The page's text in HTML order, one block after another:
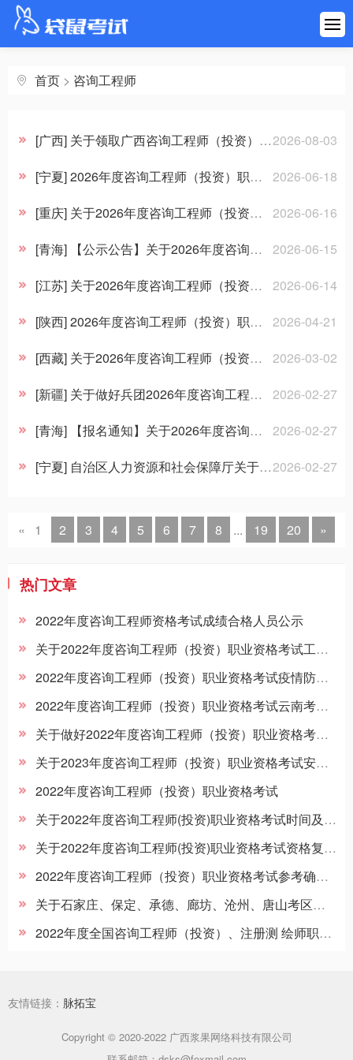
首页
建筑工程
财会金融
职业资格
学历考研
招聘信息
首页 > 咨询工程师
2026-08-03
[广西] 关于领取广西咨询工程师（投资） 职业资格证书的通知
2026-06-18
[宁夏] 2026年度咨询工程师（投资）职业资格考试成绩合格人员公示及资格复审工作安排
2026-06-16
[重庆] 关于2026年度咨询工程师（投资） 职业资格考试重庆考区拟取得资格证书人员承诺情况的公示
2026-06-15
[青海] 【公示公告】关于2026年度咨询工程师（投资）职业资格考试成绩合格人员承诺情况的公示
2026-06-14
[江苏] 关于2026年度咨询工程师（投资）职业资格考试审查有关事项的说明
2026-04-21
[陕西] 2026年度咨询工程师（投资）职业资格考试陕西考区温馨提示
2026-03-02
[西藏] 关于2026年度咨询工程师（投资）职业资格考试西藏考区报名工作的通知
2026-02-27
[新疆] 关于做好兵团2026年度咨询工程师（投资）职业资格考试考务工作的通知
2026-02-27
[青海] 【报名通知】关于2026年度咨询工程师（投资）职业资格考试报名安排的通知
2026-02-27
[宁夏] 自治区人力资源和社会保障厅关于做好2026年度咨询工程师（投资）职业资格考试工作的通知
« 1 2 3 4 5 6 7 8 ... 19 20 »
热门文章
2022年度咨询工程师资格考试成绩合格人员公示
关于2022年度咨询工程师（投资）职业资格考试工作有关事项的通知
2022年度咨询工程师（投资）职业资格考试疫情防控告知暨承诺书
2022年度咨询工程师（投资）职业资格考试云南考区公告
关于做好2022年度咨询工程师（投资）职业资格考试工作的补充通知
关于2023年度咨询工程师（投资）职业资格考试安徽考区考务工作有关事宜的通知
2022年度咨询工程师（投资）职业资格考试
关于2022年度咨询工程师(投资)职业资格考试时间及网上确认的通告
关于2022年度咨询工程师(投资)职业资格考试资格复核的通知
2022年度咨询工程师（投资）职业资格考试参考确认后续事项通知
关于石家庄、保定、承德、廊坊、沧州、唐山考区暂停举行2022年度咨询工程师（投资）职业资格考试和注册测绘师资格考试的通告
2022年度全国咨询工程师（投资）、注册测 绘师职业资格考试区直考区（呼和浩特）应试人员新冠肺炎疫情防控告知书
友情链接： 脉拓宝
Copyright © 2020-2022 广西浆果网络科技有限公司